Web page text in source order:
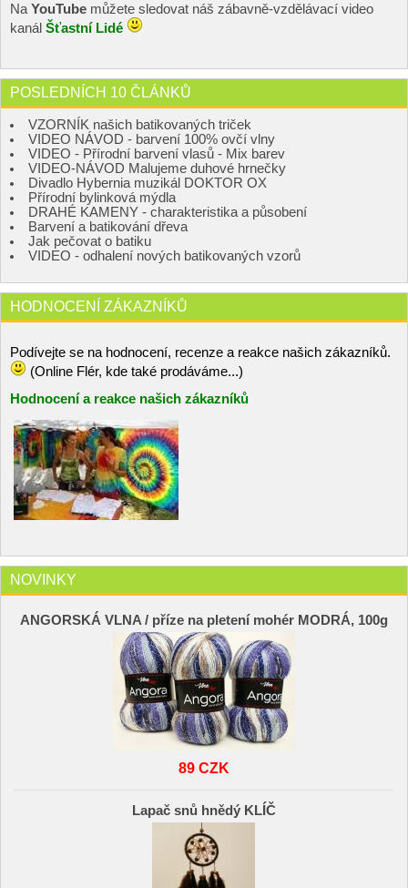
Na YouTube můžete sledovat náš zábavně-vzdělávací video
kanál Šťastní Lidé
POSLEDNÍCH 10 ČLÁNKŮ
VZORNÍK našich batikovaných triček
VIDEO NÁVOD - barvení 100% ovčí vlny
VIDEO - Přírodní barvení vlasů - Mix barev
VIDEO-NÁVOD Malujeme duhové hrnečky
Divadlo Hybernia muzikál DOKTOR OX
Přírodní bylinková mýdla
DRAHÉ KAMENY - charakteristika a působení
Barvení a batikování dřeva
Jak pečovat o batiku
VIDEO - odhalení nových batikovaných vzorů
HODNOCENÍ ZÁKAZNÍKŮ
Podívejte se na hodnocení, recenze a reakce našich zákazníků.
(Online Flér, kde také prodáváme...)
Hodnocení a reakce našich zákazníků
NOVINKY
ANGORSKÁ VLNA / příze na pletení mohér MODRÁ, 100g
89 CZK
Lapač snů hnědý KLÍČ